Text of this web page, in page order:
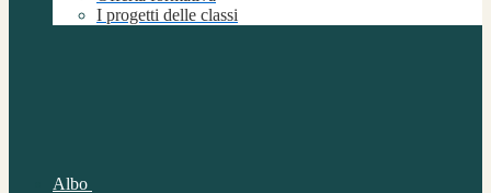
I progetti delle classi
Albo